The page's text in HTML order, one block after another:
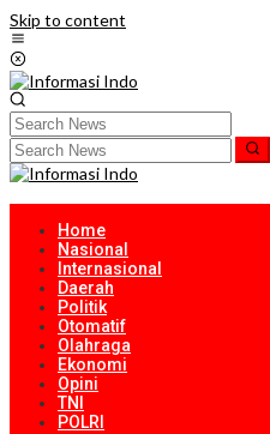
Skip to content
Home
Nasional
Internasional
Daerah
Politik
Otomatif
Olahraga
Ekonomi
Opini
TNI
POLRI